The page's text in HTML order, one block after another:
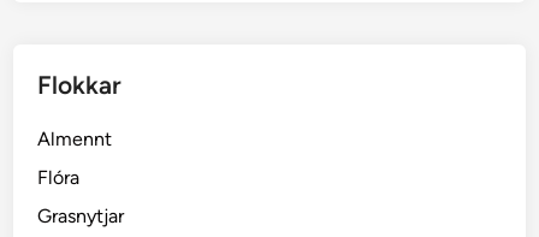
Flokkar
Almennt
Flóra
Grasnytjar